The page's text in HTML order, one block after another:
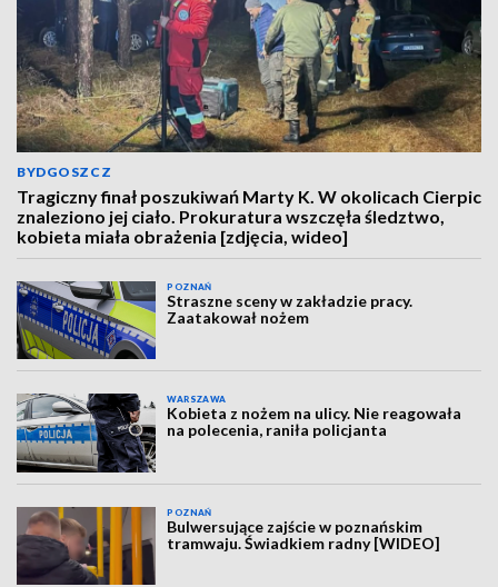
BYDGOSZCZ
Tragiczny finał poszukiwań Marty K. W okolicach Cierpic
znaleziono jej ciało. Prokuratura wszczęła śledztwo,
kobieta miała obrażenia [zdjęcia, wideo]
POZNAŃ
Straszne sceny w zakładzie pracy.
Zaatakował nożem
WARSZAWA
Kobieta z nożem na ulicy. Nie reagowała
na polecenia, raniła policjanta
POZNAŃ
Bulwersujące zajście w poznańskim
tramwaju. Świadkiem radny [WIDEO]